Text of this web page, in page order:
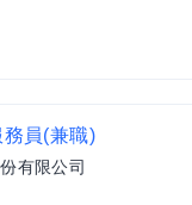
員(兼職)
有限公司